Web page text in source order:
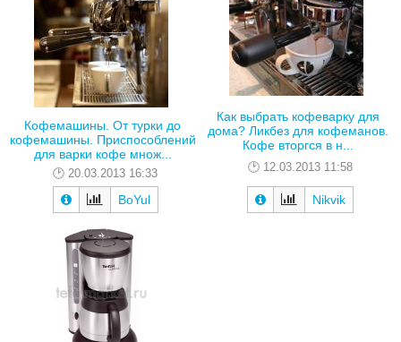
Кофемашины. От турки до
кофемашины. Приспособлений
для варки кофе множ...
20.03.2013 16:33
BoYul
Как выбрать кофеварку для
дома? Ликбез для кофеманов.
Кофе вторгся в н...
12.03.2013 11:58
Nikvik